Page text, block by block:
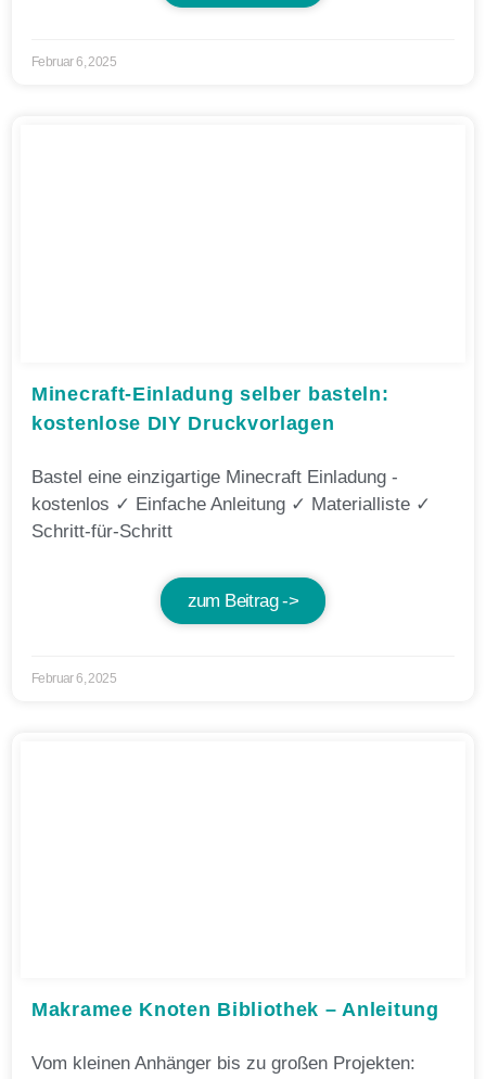
Februar 6, 2025
Minecraft-Einladung selber basteln:
kostenlose DIY Druckvorlagen
Bastel eine einzigartige Minecraft Einladung -
kostenlos ✓ Einfache Anleitung ✓ Materialliste ✓
Schritt-für-Schritt
zum Beitrag ->
Februar 6, 2025
Makramee Knoten Bibliothek – Anleitung
Vom kleinen Anhänger bis zu großen Projekten: